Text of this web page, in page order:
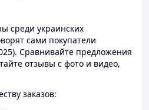
среди украинских
сами покупатели
Сравнивайте предложения
отзывы с фото и видео,
заказов: